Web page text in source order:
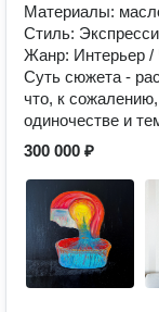
Материалы:
Стиль:
Жанр: Интерьер /
Суть сюжета -
что, к
одиночестве и
300 000 ₽